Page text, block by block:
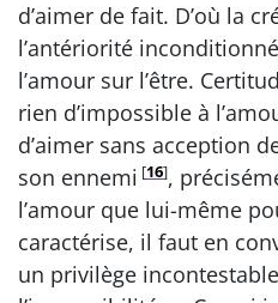
d’aimer de fait. D’où la
l’antériorité
l’amour sur l’être.
rien d’impossible à
d’aimer sans acception
son ennemi [16],
l’amour que lui-même
caractérise, il faut en
un privilège